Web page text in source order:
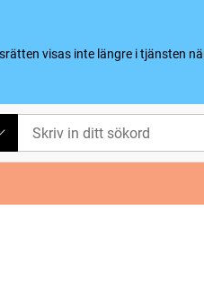
visas inte längre i tjänsten